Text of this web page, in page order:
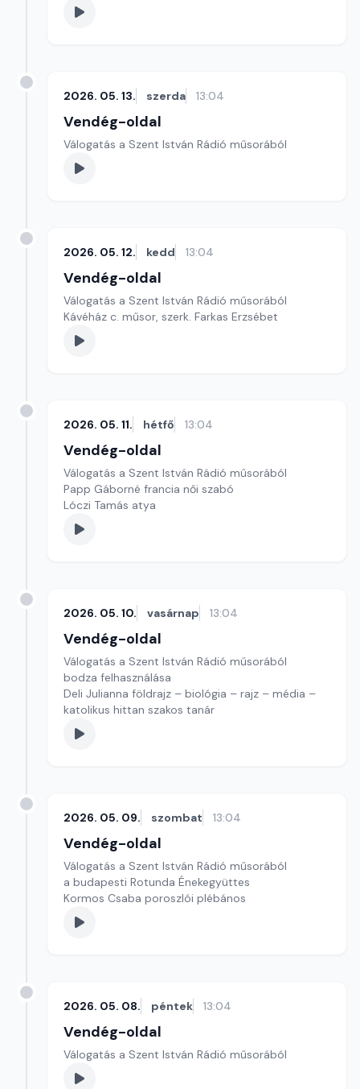
2026. 05. 13. szerda 13:04
Vendég-oldal
Válogatás a Szent István Rádió műsorából
2026. 05. 12. kedd 13:04
Vendég-oldal
Válogatás a Szent István Rádió műsorából
Kávéház c. műsor, szerk. Farkas Erzsébet
2026. 05. 11. hétfő 13:04
Vendég-oldal
Válogatás a Szent István Rádió műsorából
Papp Gáborné francia női szabó
Lóczi Tamás atya
2026. 05. 10. vasárnap 13:04
Vendég-oldal
Válogatás a Szent István Rádió műsorából
bodza felhasználása
Deli Julianna földrajz – biológia – rajz – média –
katolikus hittan szakos tanár
2026. 05. 09. szombat 13:04
Vendég-oldal
Válogatás a Szent István Rádió műsorából
a budapesti Rotunda Énekegyüttes
Kormos Csaba poroszlói plébános
2026. 05. 08. péntek 13:04
Vendég-oldal
Válogatás a Szent István Rádió műsorából